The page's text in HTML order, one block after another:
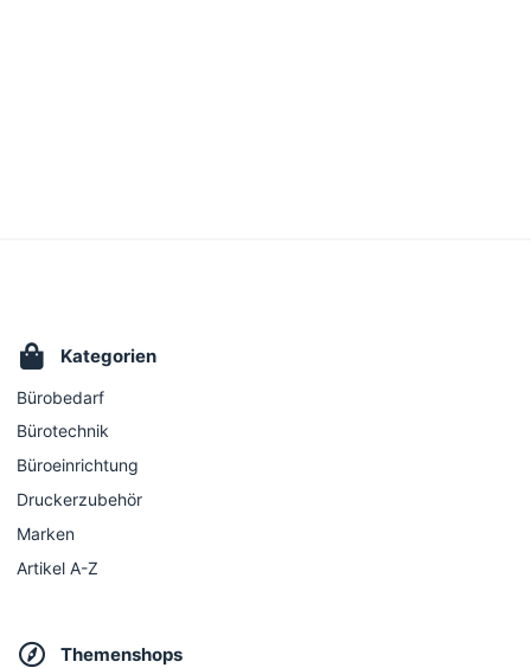
Kategorien
Bürobedarf
Bürotechnik
Büroeinrichtung
Druckerzubehör
Marken
Artikel A-Z
Themenshops